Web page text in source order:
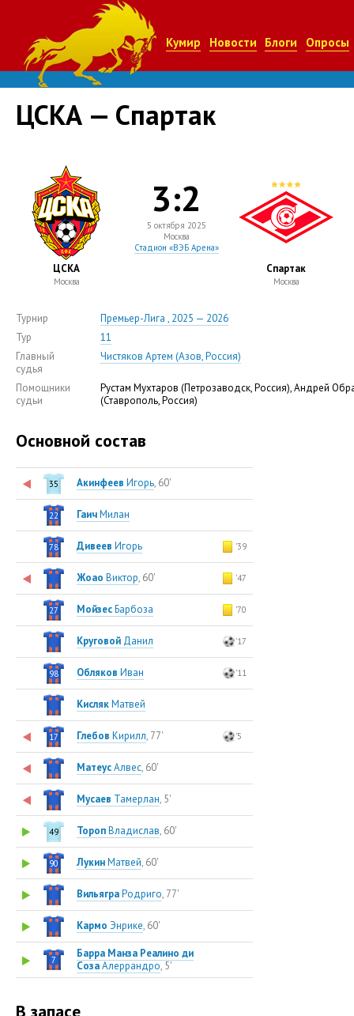
Кумир Новости Блоги Опросы
ЦСКА — Спартак
ЦСКА
Москва
3:2
5 октября 2025
Москва
Стадион «ВЭБ Арена»
Спартак
Москва
Турнир
Премьер-Лига , 2025 — 2026
Тур
11
Главный
судья
Чистяков Артем (Азов, Россия)
Помощники
судьи
Рустам Мухтаров (Петрозаводск, Россия), Андрей
(Ставрополь, Россия)
Основной состав
35 Акинфеев Игорь, 60'
22 ГаичМилан
78 Дивеев Игорь '39
Жоао Виктор, 60' '47
27 МойзесБарбоза '70
Круговой Данил '17
98 Обляков Иван '11
КислякМатвей
17 Глебов Кирилл, 77' '5
МатеусАлвес, 60'
Мусаев Тамерлан, 5'
49 ТоропВладислав, 60'
90 ЛукинМатвей, 60'
ВильяграРодриго, 77'
Кармо Энрике, 60'
7
Барра Манза Реалино ди
СозаАлеррандро, 5'
В запасе